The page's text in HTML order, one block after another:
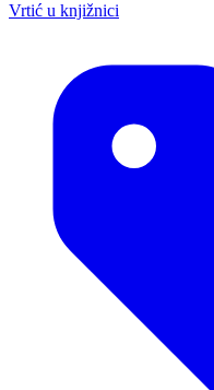
Vrtić u knjižnici